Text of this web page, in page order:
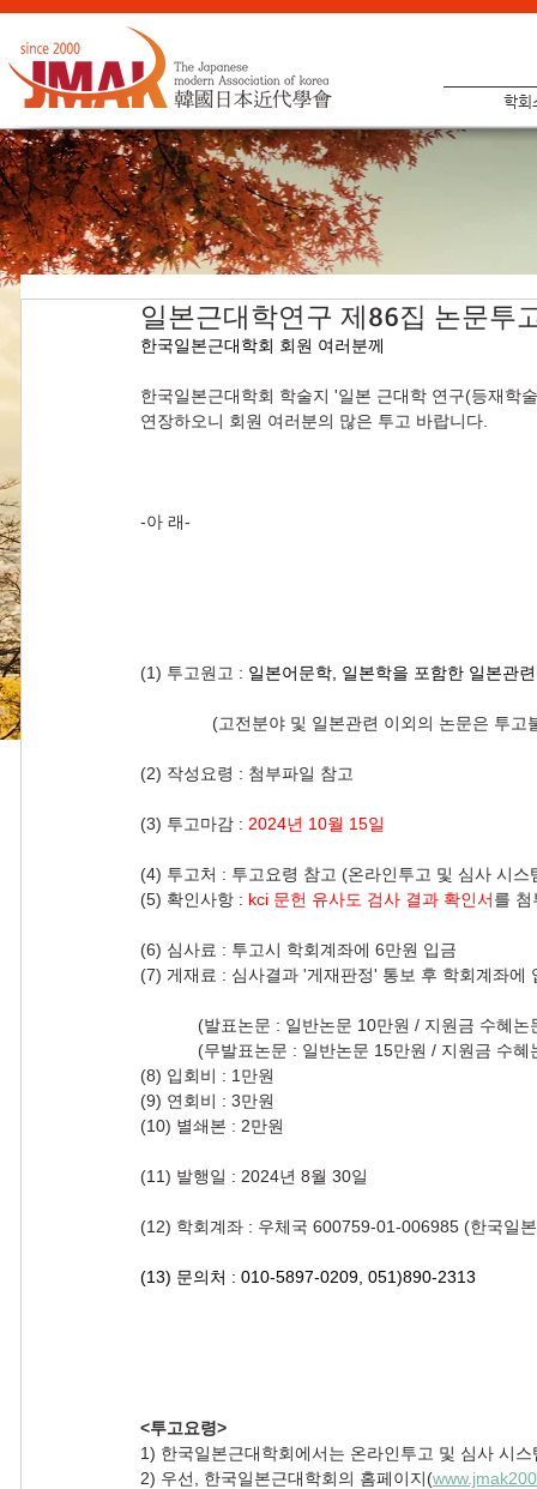
학회
일본근대학연구 제86집 논문투
한국일본근대학회 회원 여러분께
한국일본근대학회 학술지 '일본 근대학 연구(등재학
연장하오니 회원 여러분의 많은 투고 바랍니다.
-아 래-
(1) 투고원고 : 일본어문학, 일본학을 포함한 일본관
(고전분야 및 일본관련 이외의 논문은 투고
(2) 작성요령 : 첨부파일 참고
(3) 투고마감 : 2024년 10월 15일
(4) 투고처 : 투고요령 참고 (온라인투고 및 심사 시스
(5) 확인사항 : kci 문헌 유사도 검사 결과 확인서를 첨
(6) 심사료 : 투고시 학회계좌에 6만원 입금
(7) 게재료 : 심사결과 '게재판정' 통보 후 학회계좌에
(발표논문 : 일반논문 10만원 / 지원금 수혜논
(무발표논문 : 일반논문 15만원 / 지원금 수혜
(8) 입회비 : 1만원
(9) 연회비 : 3만원
(10) 별쇄본 : 2만원
(11) 발행일 : 2024년 8월 30일
(12) 학회계좌 : 우체국 600759-01-006985 (한국일
(13) 문의처 : 010-5897-0209, 051)890-2313
<투고요령>
1) 한국일본근대학회에서는 온라인투고 및 심사 시
2) 우선, 한국일본근대학회의 홈페이지(